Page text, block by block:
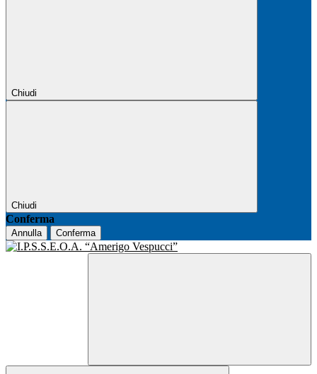
Chiudi
Chiudi
Conferma
Annulla Conferma